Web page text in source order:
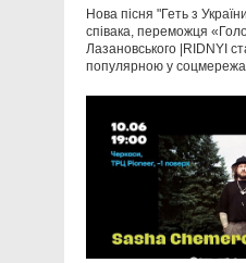
Нова пісня "Геть з
співака, переможця
Лазановського |RIDNYI
популярною у